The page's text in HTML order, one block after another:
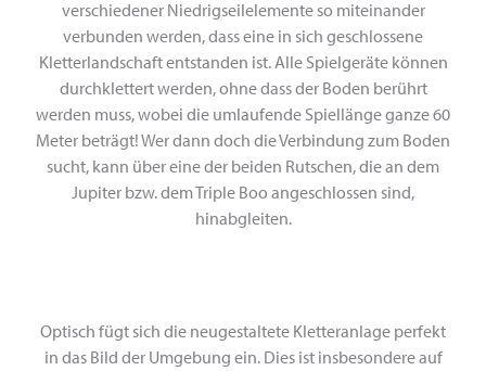
verschiedener Niedrigseilelemente so miteinander
verbunden werden, dass eine in sich geschlossene
Kletterlandschaft entstanden ist. Alle Spielgeräte können
durchklettert werden, ohne dass der Boden berührt
werden muss, wobei die umlaufende Spiellänge ganze 60
Meter beträgt! Wer dann doch die Verbindung zum Boden
sucht, kann über eine der beiden Rutschen, die an dem
Jupiter bzw. dem Triple Boo angeschlossen sind,
hinabgleiten.
Optisch fügt sich die neugestaltete Kletteranlage perfekt
in das Bild der Umgebung ein. Dies ist insbesondere auf